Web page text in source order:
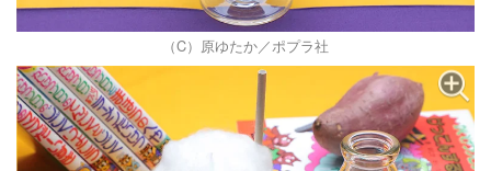
（C）原ゆたか／ポプラ社